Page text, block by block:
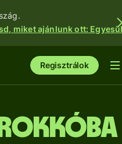
miket ajánlunk ott:
Regisztrálok